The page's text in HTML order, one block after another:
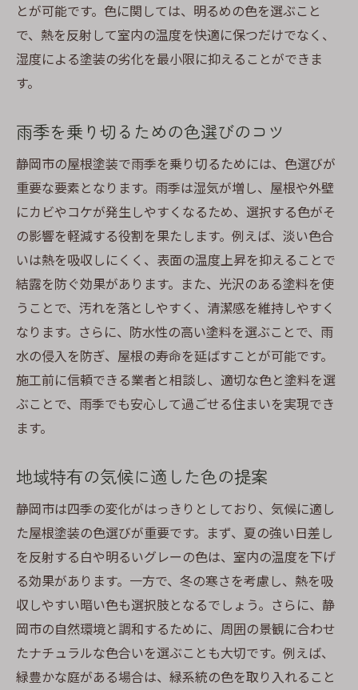
とが可能です。色に関しては、明るめの色を選ぶこと
で、熱を反射して室内の温度を快適に保つだけでなく、
湿度による塗装の劣化を最小限に抑えることができま
す。
雨季を乗り切るための色選びのコツ
静岡市の屋根塗装で雨季を乗り切るためには、色選びが
重要な要素となります。雨季は湿気が増し、屋根や外壁
にカビやコケが発生しやすくなるため、選択する色がそ
の影響を軽減する役割を果たします。例えば、淡い色合
いは熱を吸収しにくく、表面の温度上昇を抑えることで
結露を防ぐ効果があります。また、光沢のある塗料を使
うことで、汚れを落としやすく、清潔感を維持しやすく
なります。さらに、防水性の高い塗料を選ぶことで、雨
水の侵入を防ぎ、屋根の寿命を延ばすことが可能です。
施工前に信頼できる業者と相談し、適切な色と塗料を選
ぶことで、雨季でも安心して過ごせる住まいを実現でき
ます。
地域特有の気候に適した色の提案
静岡市は四季の変化がはっきりとしており、気候に適し
た屋根塗装の色選びが重要です。まず、夏の強い日差し
を反射する白や明るいグレーの色は、室内の温度を下げ
る効果があります。一方で、冬の寒さを考慮し、熱を吸
収しやすい暗い色も選択肢となるでしょう。さらに、静
岡市の自然環境と調和するために、周囲の景観に合わせ
たナチュラルな色合いを選ぶことも大切です。例えば、
緑豊かな庭がある場合は、緑系統の色を取り入れること